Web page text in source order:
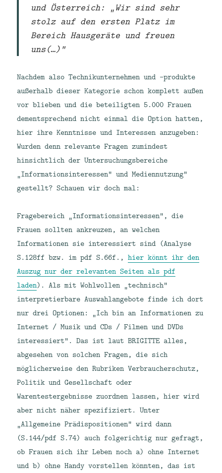
und Österreich: „Wir sind sehr
stolz auf den ersten Platz im
Bereich Hausgeräte und freuen
uns(…)“
Nachdem also Technikunternehmen und -produkte
außerhalb dieser Kategorie schon komplett außen
vor blieben und die beteiligten 5.000 Frauen
dementsprechend nicht einmal die Option hatten,
hier ihre Kenntnisse und Interessen anzugeben:
Wurden denn relevante Fragen zumindest
hinsichtlich der Untersuchungsbereiche
„Informationsinteressen“ und Mediennutzung“
gestellt? Schauen wir doch mal:
Fragebereich „Informationsinteressen“, die
Frauen sollten ankreuzen, an welchen
Informationen sie interessiert sind (Analyse
S.128ff bzw. im pdf S.66f.,hier könnt ihr den
Auszug nur der relevanten Seiten als pdf
laden). Als mit Wohlwollen „technisch“
interpretierbare Auswahlangebote finde ich dort
nur drei Optionen: „Ich bin an Informationen zu
Internet / Musik und CDs / Filmen und DVDs
interessiert“. Das ist laut BRIGITTE alles,
abgesehen von solchen Fragen, die sich
möglicherweise den Rubriken Verbraucherschutz,
Politik und Gesellschaft oder
Warentestergebnisse zuordnen lassen, hier wird
aber nicht näher spezifiziert. Unter
„Allgemeine Prädispositionen“ wird dann
(S.144/pdf S.74) auch folgerichtig nur gefragt,
ob Frauen sich ihr Leben noch a) ohne Internet
und b) ohne Handy vorstellen könnten, das ist